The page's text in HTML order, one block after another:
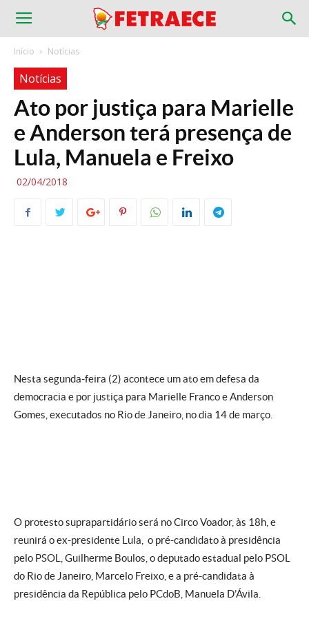
Início Notícias
Notícias
Ato por justiça para Marielle
e Anderson terá presença de
Lula, Manuela e Freixo
02/04/2018
Nesta segunda-feira (2) acontece um ato em defesa da
democracia e por justiça para Marielle Franco e Anderson
Gomes, executados no Rio de Janeiro, no dia 14 de março.
O protesto suprapartidário será no Circo Voador, às 18h, e
reunirá o ex-presidente Lula, o pré-candidato à presidência
pelo PSOL, Guilherme Boulos, o deputado estadual pelo PSOL
do Rio de Janeiro, Marcelo Freixo, e a pré-candidata à
presidência da República pelo PCdoB, Manuela D’Ávila.